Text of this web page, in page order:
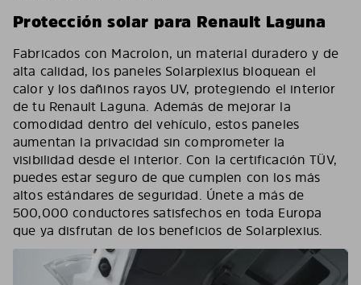
Protección solar para Renault Laguna
Fabricados con Macrolon, un material duradero y de
alta calidad, los paneles Solarplexius bloquean el
calor y los dañinos rayos UV, protegiendo el interior
de tu Renault Laguna. Además de mejorar la
comodidad dentro del vehículo, estos paneles
aumentan la privacidad sin comprometer la
visibilidad desde el interior. Con la certificación TÜV,
puedes estar seguro de que cumplen con los más
altos estándares de seguridad. Únete a más de
500,000 conductores satisfechos en toda Europa
que ya disfrutan de los beneficios de Solarplexius.